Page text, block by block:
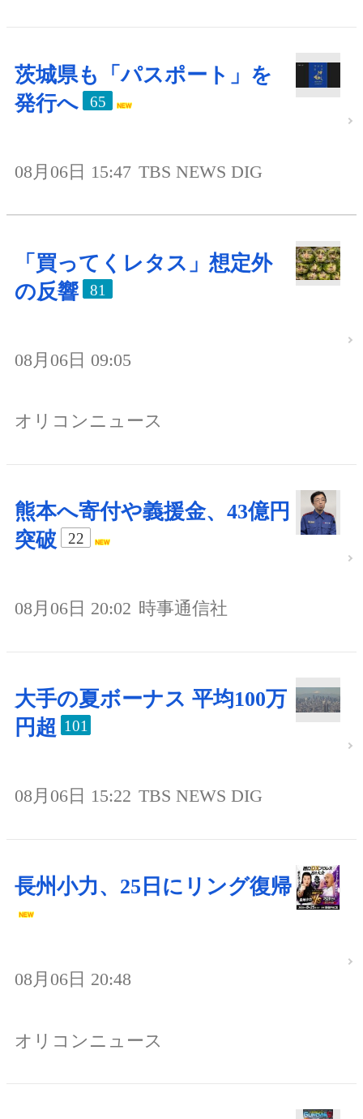
茨城県も「パスポート」を
発行へ
65
08月06日 15:47 TBS NEWS DIG
「買ってくレタス」想定外
の反響
81
08月06日 09:05
オリコンニュース
熊本へ寄付や義援金、43億円
突破
22
08月06日 20:02 時事通信社
大手の夏ボーナス 平均100万
円超 101
08月06日 15:22 TBS NEWS DIG
長州小力、25日にリング復帰
08月06日 20:48
オリコンニュース